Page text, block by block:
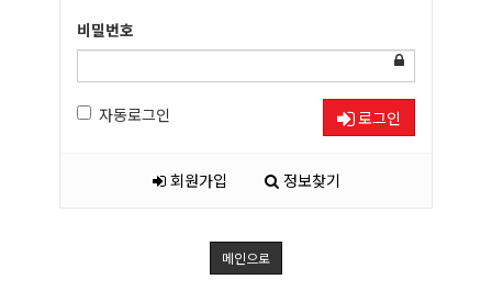
비밀번호
자동로그인 로그인
회원가입 정보찾기
메인으로